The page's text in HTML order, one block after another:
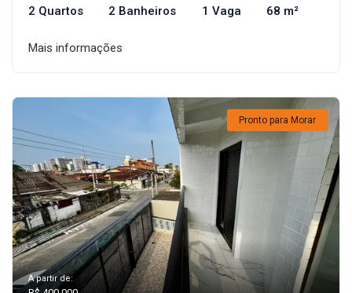
2 Quartos 2 Banheiros 1 Vaga 68 m²
Mais informações
Pronto para Morar
A partir de: